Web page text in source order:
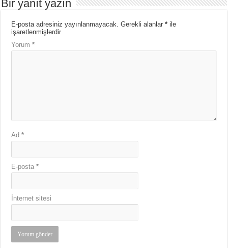
Bir yanıt yazın
E-posta adresiniz yayınlanmayacak. Gerekli alanlar* ile
işaretlenmişlerdir
Yorum*
Ad*
E-posta*
İnternet sitesi